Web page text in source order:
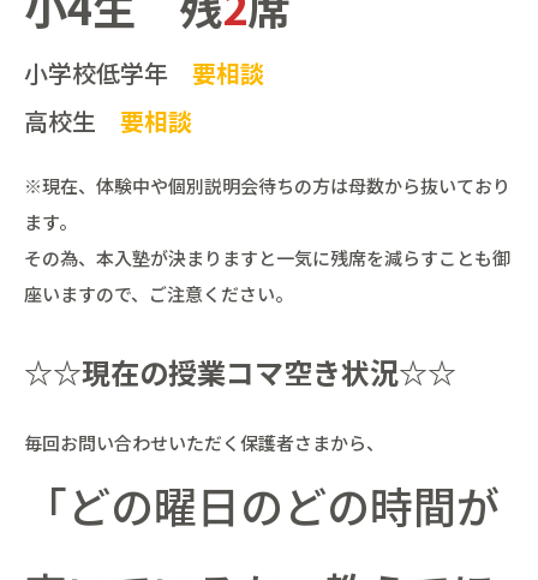
小学校低学年 要相談
高校生 要相談
※現在、体験中や個別説明会待ちの方は母数から抜いており
ます。
その為、本入塾が決まりますと一気に残席を減らすことも御
座いますので、ご注意ください。
☆☆現在の授業コマ空き状況☆☆
毎回お問い合わせいただく保護者さまから、
「どの曜日のどの時間が